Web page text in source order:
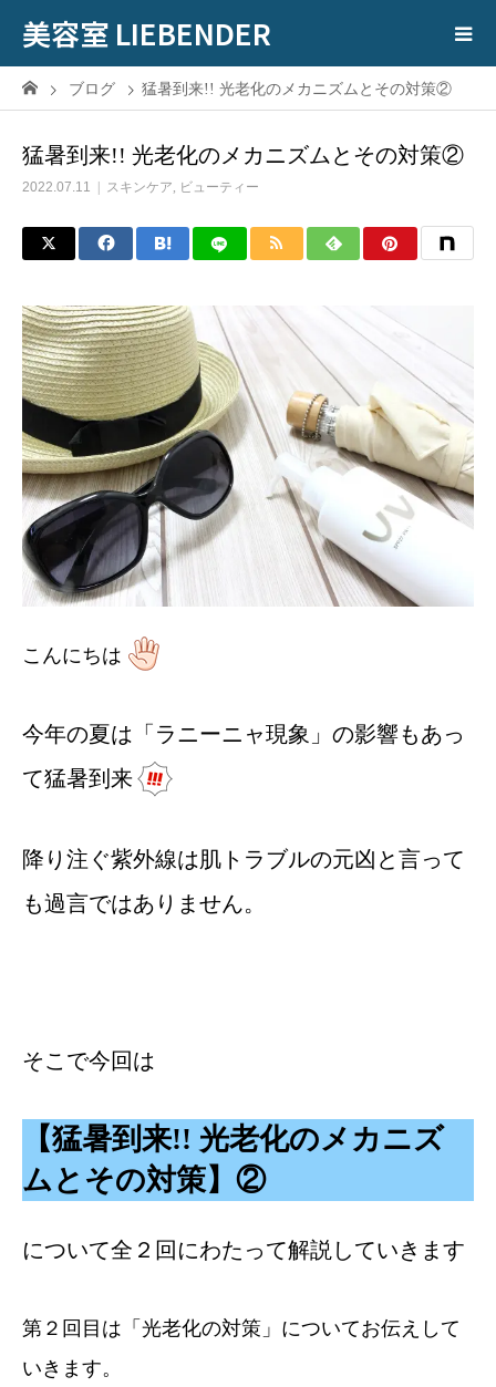
美容室 LIEBENDER
ブログ 猛暑到来!! 光老化のメカニズムとその対策②
猛暑到来!! 光老化のメカニズムとその対策②
2022.07.11 スキンケア, ビューティー
こんにちは
今年の夏は「ラニーニャ現象」の影響もあっ
て猛暑到来
降り注ぐ紫外線は肌トラブルの元凶と言って
も過言ではありません。
そこで今回は
【猛暑到来!! 光老化のメカニズ
ムとその対策】②
について全２回にわたって解説していきます
第２回目は「光老化の対策」についてお伝えして
いきます。